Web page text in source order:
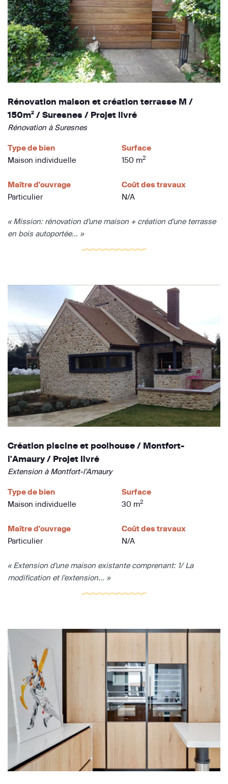
Rénovation maison et création terrasse M /
150m² / Suresnes / Projet livré
Rénovation à Suresnes
Type de bien
Maison individuelle
Surface
150 m2
Maître d'ouvrage
Particulier
Coût des travaux
N/A
« Mission: rénovation d'une maison + création d'une terrasse
en bois autoportée... »
Création piscine et poolhouse / Montfort-
l'Amaury / Projet livré
Extension à Montfort-l'Amaury
Type de bien
Maison individuelle
Surface
30 m2
Maître d'ouvrage
Particulier
Coût des travaux
N/A
« Extension d'une maison existante comprenant: 1/ La
modification et l'extension... »